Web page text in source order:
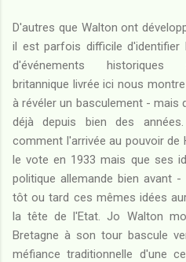
D'autres que Walton ont
il est parfois difficile d'identifier
d'événements historiques
britannique livrée ici nous
à révéler un basculement - mais
déjà depuis bien des
comment l'arrivée au pouvoir
le vote en 1933 mais que ses
politique allemande bien avant
tôt ou tard ces mêmes idées
la tête de l'Etat. Jo Walton
Bretagne à son tour bascule
méfiance traditionnelle d'une